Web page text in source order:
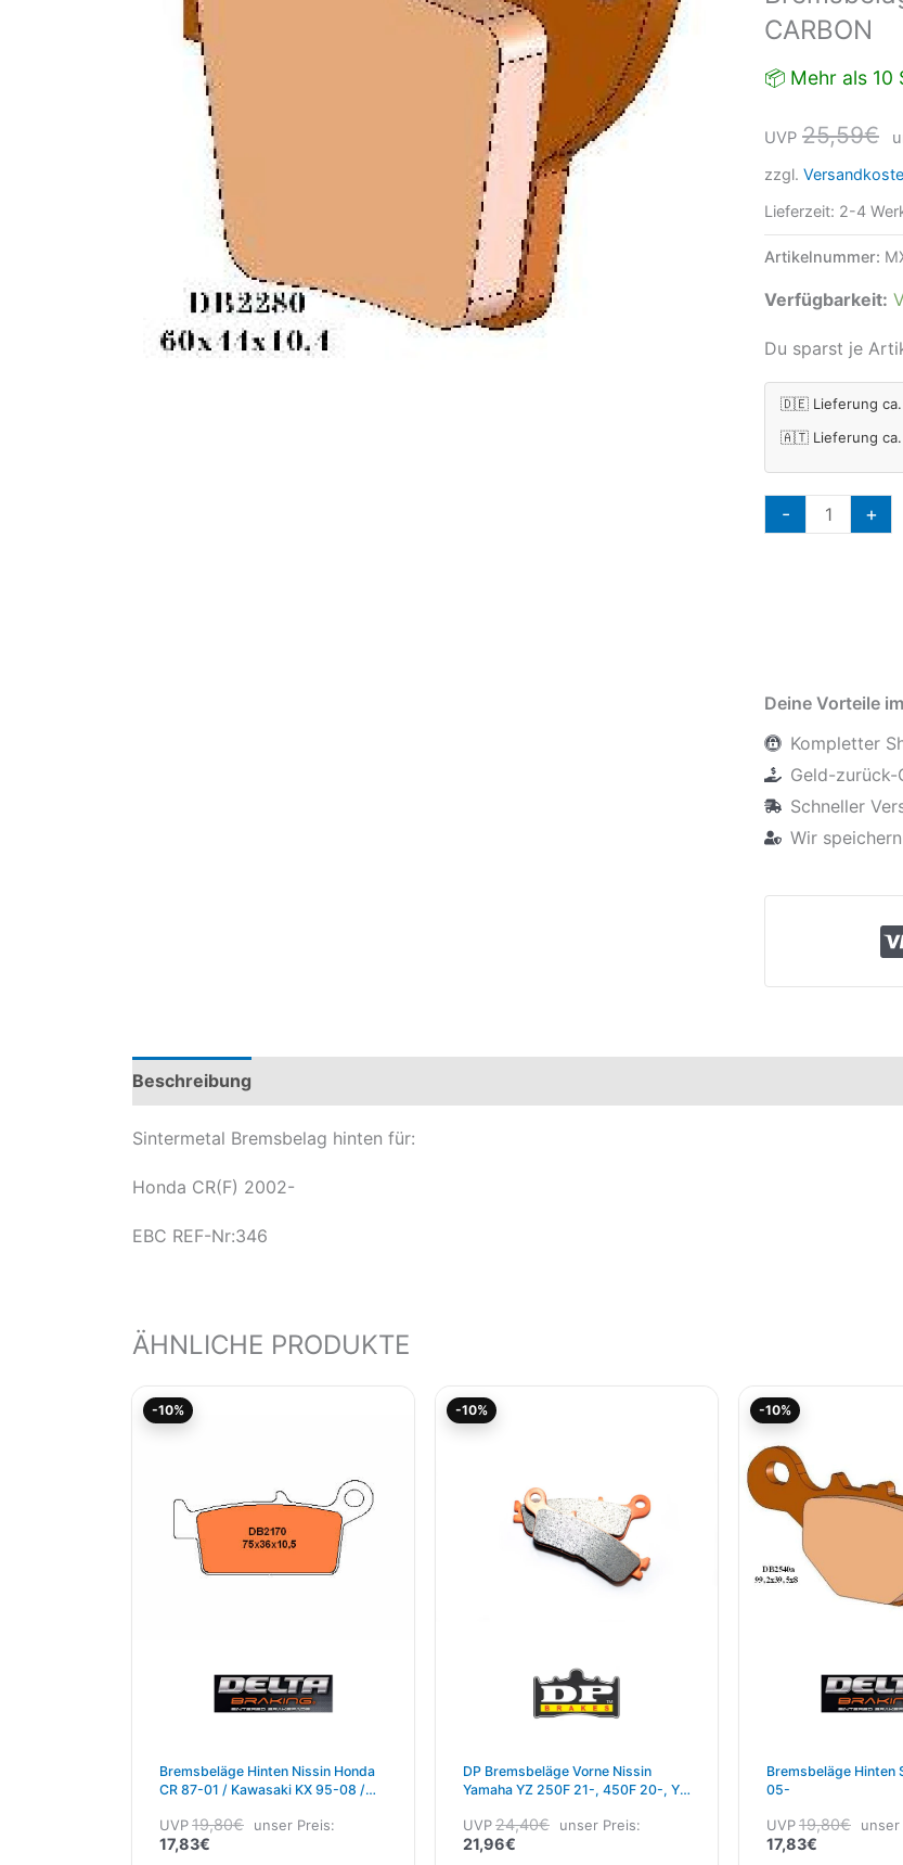
CARBON
📦 Mehr als
UVP 25,59€
zzgl.
Lieferzeit: 2-4
Artikelnummer:
Verfügbarkeit:
Du sparst je
🇩🇪 Lieferung ca.
🇦🇹 Lieferung ca.
-
Menge
+
Deine Vorteile
Kompletter
Geld-zurück-
Schneller
Wir
Beschreibung
Sintermetal Bremsbelag hinten für:
Honda CR(F) 2002-
EBC REF-Nr:346
ÄHNLICHE PRODUKTE
-10%
Bremsbeläge Hinten Nissin Honda
CR 87-01 / Kawasaki KX 95-08 /
02 / YZF 99-02
UVP19,80€ unser Preis:
17,83€
-10%
DP Bremsbeläge Vorne Nissin
Yamaha YZ 250F 21-, 450F 20-, YZ
UVP24,40€ unser Preis:
21,96€
-10%
Bremsbeläge Hinten
05-
UVP19,80€ unser
17,83€